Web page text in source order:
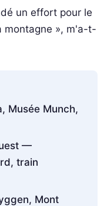
un effort pour le
montagne », m'a-t-
Musée Munch,
—
train
Mont